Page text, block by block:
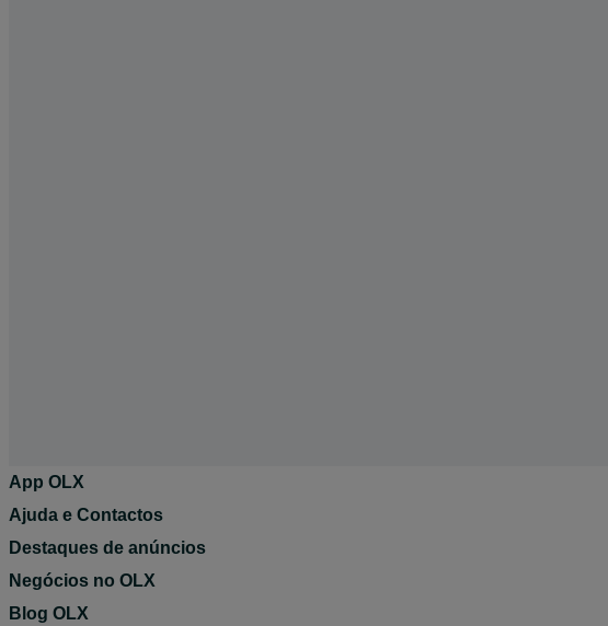
App OLX
Ajuda e Contactos
Destaques de anúncios
Negócios no OLX
Blog OLX